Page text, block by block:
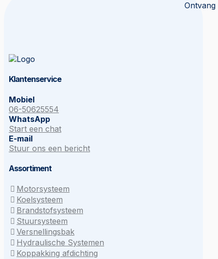
Klantenservice
Mobiel
06-50625554
WhatsApp
Start een chat
E-mail
Stuur ons een bericht
Assortiment
Motorsysteem
Koelsysteem
Brandstofsysteem
Stuursysteem
Versnellingsbak
Hydraulische Systemen
Koppakking afdichting